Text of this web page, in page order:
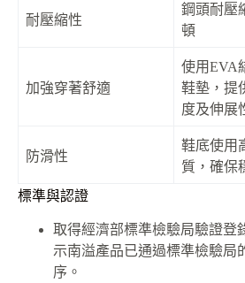
耐壓縮性
鋼頭耐壓
頓
加強穿著舒適
使用EVA
鞋墊，提
度及伸展
防滑性
鞋底使用
質，確保
標準與認證
取得經濟部標準檢驗局驗證登
示南溢產品已通過標準檢驗局
序。